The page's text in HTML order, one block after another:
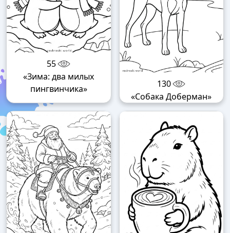
55
«Зима: два милых
пингвинчика»
130
«Собака Доберман»